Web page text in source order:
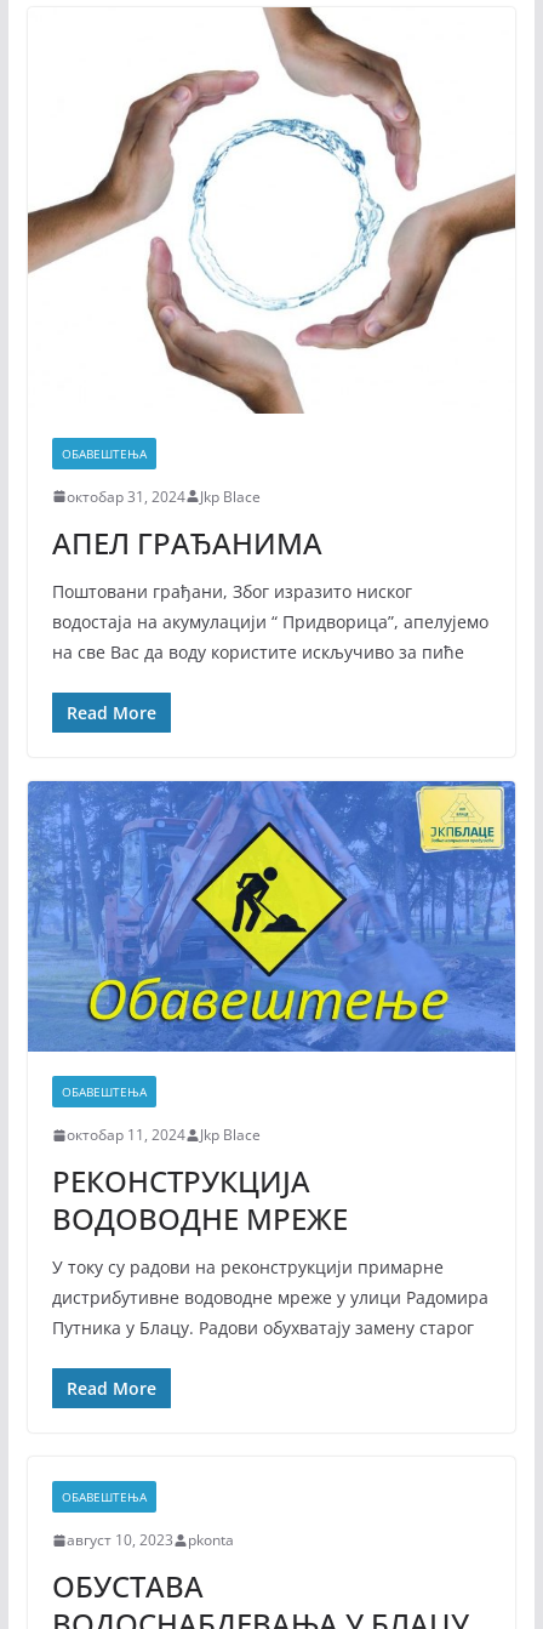
ОБАВЕШТЕЊА
октобар 31, 2024 Jkp Blace
АПЕЛ ГРАЂАНИМА
Поштовани грађани, Због изразито ниског
водостаја на акумулацији “ Придворица”, апелујемо
на све Вас да воду користите искључиво за пиће
Read More
ОБАВЕШТЕЊА
октобар 11, 2024 Jkp Blace
РЕКОНСТРУКЦИЈА
ВОДОВОДНЕ МРЕЖЕ
У току су радови на реконструкцији примарне
дистрибутивне водоводне мреже у улици Радомира
Путника у Блацу. Радови обухватају замену старог
Read More
ОБАВЕШТЕЊА
август 10, 2023 pkonta
ОБУСТАВА